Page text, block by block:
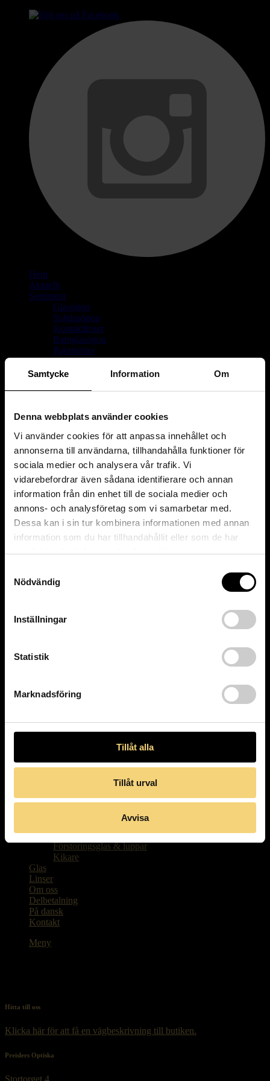
Samtycke Information Om
Denna webbplats använder cookies
Vi använder cookies för att anpassa innehållet och
annonserna till användarna, tillhandahålla funktioner för
sociala medier och analysera vår trafik. Vi
vidarebefordrar även sådana identifierare och annan
information från din enhet till de sociala medier och
annons- och analysföretag som vi samarbetar med.
Dessa kan i sin tur kombinera informationen med annan
information som du har tillhandahållit eller som de har
samlat in när du har använt deras tjänster.
Nödvändig
Inställningar
Statistik
Marknadsföring
Tillåt alla
Tillåt urval
Avvisa
Hem
Aktuellt
Sortiment
Glasögon
Solglasögon
Kontaktlinser
Barnglasögon
Paketpriser
Glasögonaccessoarer
Kikare
Glas
Om oss
På dansk
Kontakt
Sortiment
Kontaktlinser
Glasögonaccessoarer
Förstoringsglas & luppar
Kikare
Glas
Linser
Om oss
Delbetalning
På dansk
Kontakt
Meny
Hitta till oss
Klicka här för att få en vägbeskrivning till butiken.
Preislers Optiska
Stortorget 4